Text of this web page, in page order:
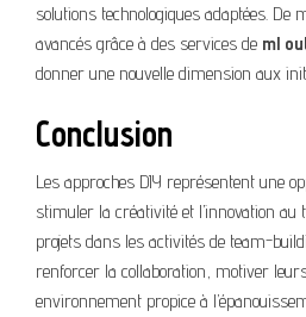
solutions technologiques adaptées.
avancés grâce à des services de ml
donner une nouvelle dimension aux
Conclusion
Les approches DIY représentent une
stimuler la créativité et l’innovation au
projets dans les activités de team-
renforcer la collaboration, motiver
environnement propice à